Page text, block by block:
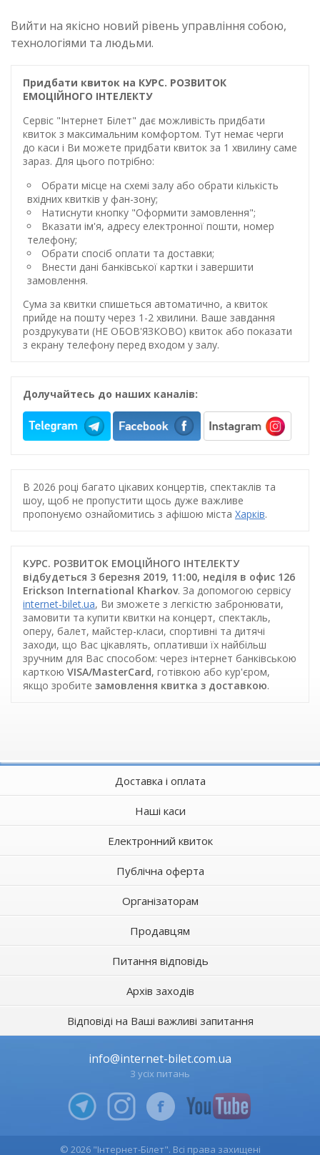
Вийти на якісно новий рівень управління собою,
технологіями та людьми.
Придбати квиток на КУРС. РОЗВИТОК
ЕМОЦІЙНОГО ІНТЕЛЕКТУ
Сервіс "Інтернет Білет" дає можливість придбати
квиток з максимальним комфортом. Тут немає черги
до каси і Ви можете придбати квиток за 1 хвилину саме
зараз. Для цього потрібно:
Обрати місце на схемі залу або обрати кількість
вхідних квитків у фан-зону;
Натиснути кнопку "Оформити замовлення";
Вказати ім'я, адресу електронної пошти, номер
телефону;
Обрати спосіб оплати та доставки;
Внести дані банківської картки і завершити
замовлення.
Сума за квитки спишеться автоматично, а квиток
прийде на пошту через 1-2 хвилини. Ваше завдання
роздрукувати (НЕ ОБОВ'ЯЗКОВО) квиток або показати
з екрану телефону перед входом у залу.
Долучайтесь до наших каналів:
В 2026 році багато цікавих концертів, спектаклів та
шоу, щоб не пропустити щось дуже важливе
пропонуємо ознайомитись з афішою міста Харків.
КУРС. РОЗВИТОК ЕМОЦІЙНОГО ІНТЕЛЕКТУ
відбудеться 3 березня 2019, 11:00, неділя в офис 126
Erickson International Kharkov. За допомогою сервісу
internet-bilet.ua, Ви зможете з легкістю забронювати,
замовити та купити квитки на концерт, спектакль,
оперу, балет, майстер-класи, спортивні та дитячі
заходи, що Вас цікавлять, оплативши їх найбільш
зручним для Вас способом: через інтернет банківською
карткою VISA/MasterCard, готівкою або кур'єром,
якщо зробите замовлення квитка з доставкою.
Доставка і оплата
Наші каси
Електронний квиток
Публічна оферта
Організаторам
Продавцям
Питання відповідь
Архів заходів
Відповіді на Ваші важливі запитання
info@internet-bilet.com.ua
З усіх питань
© 2026 "Інтернет-Білет". Всі права захищені